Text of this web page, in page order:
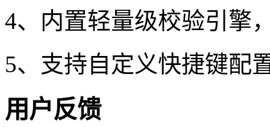
4、内置轻量级校验引擎
5、支持自定义快捷键配
用户反馈